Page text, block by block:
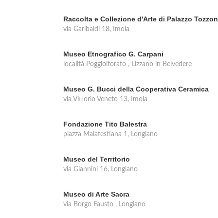
Raccolta e Collezione d'Arte di Palazzo
via Garibaldi 18, Imola
Museo Etnografico G. Carpani
località Poggiolforato , Lizzano in Belvedere
Museo G. Bucci della Cooperativa Ceramica
via Vittorio Veneto 13, Imola
Fondazione Tito Balestra
piazza Malatestiana 1, Longiano
Museo del Territorio
via Giannini 16, Longiano
Museo di Arte Sacra
via Borgo Fausto , Longiano